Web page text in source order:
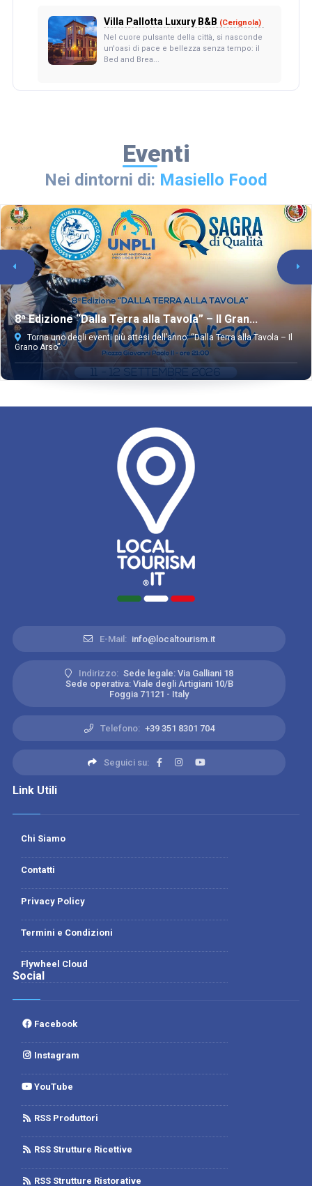
Villa Pallotta Luxury B&B (Cerignola)
Nel cuore pulsante della città, si nasconde
un'oasi di pace e bellezza senza tempo: il
Bed and Brea...
Eventi
Nei dintorni di: Masiello Food
8ª Edizione “Dalla Terra alla Tavola” – Il Gran...
Torna uno degli eventi più attesi dell’anno: “Dalla Terra alla Tavola – Il
Grano Arso”
E-Mail: info@localtourism.it
Indirizzo: Sede legale: Via Galliani 18
Sede operativa: Viale degli Artigiani 10/B
Foggia 71121 - Italy
Telefono: +39 351 8301 704
Seguici su:
Link Utili
Chi Siamo
Contatti
Privacy Policy
Termini e Condizioni
Flywheel Cloud
Social
Facebook
Instagram
YouTube
RSS Produttori
RSS Strutture Ricettive
RSS Strutture Ristorative